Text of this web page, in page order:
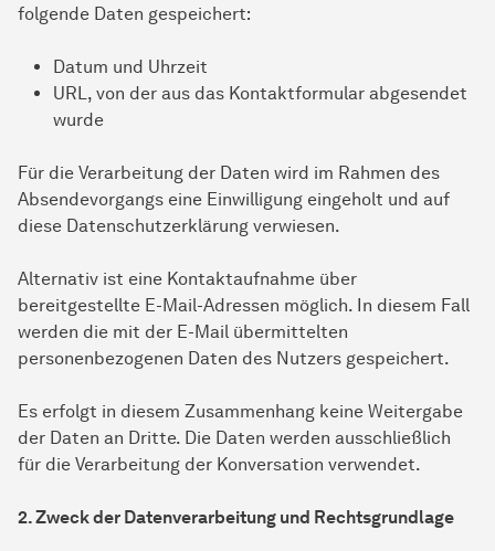
folgende Daten gespeichert:
Datum und Uhrzeit
URL, von der aus das Kontaktformular abgesendet
wurde
Für die Verarbeitung der Daten wird im Rahmen des
Absendevorgangs eine Einwilligung eingeholt und auf
diese Datenschutzerklärung verwiesen.
Alternativ ist eine Kontaktaufnahme über
bereitgestellte E-Mail-Adressen möglich. In diesem Fall
werden die mit der E-Mail übermittelten
personenbezogenen Daten des Nutzers gespeichert.
Es erfolgt in diesem Zusammenhang keine Weitergabe
der Daten an Dritte. Die Daten werden ausschließlich
für die Verarbeitung der Konversation verwendet.
2. Zweck der Datenverarbeitung und Rechtsgrundlage